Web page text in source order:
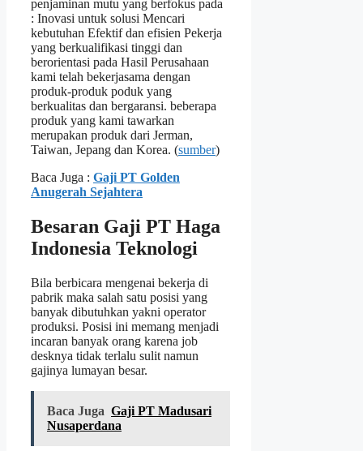
penjaminan mutu yang berfokus pada
: Inovasi untuk solusi Mencari
kebutuhan Efektif dan efisien Pekerja
yang berkualifikasi tinggi dan
berorientasi pada Hasil Perusahaan
kami telah bekerjasama dengan
produk-produk poduk yang
berkualitas dan bergaransi. beberapa
produk yang kami tawarkan
merupakan produk dari Jerman,
Taiwan, Jepang dan Korea. (sumber)
Baca Juga : Gaji PT Golden
Anugerah Sejahtera
Besaran Gaji PT Haga
Indonesia Teknologi
Bila berbicara mengenai bekerja di
pabrik maka salah satu posisi yang
banyak dibutuhkan yakni operator
produksi. Posisi ini memang menjadi
incaran banyak orang karena job
desknya tidak terlalu sulit namun
gajinya lumayan besar.
Baca Juga Gaji PT Madusari
Nusaperdana